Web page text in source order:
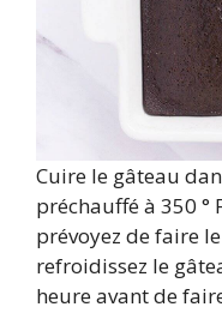
Cuire le gâteau
préchauffé à 350 °
prévoyez de faire
refroidissez le
heure avant de